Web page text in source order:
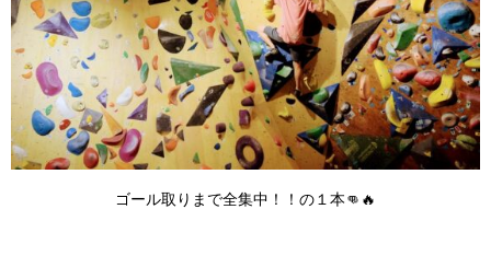
ゴール取りまで全集中！！の１本👊🔥